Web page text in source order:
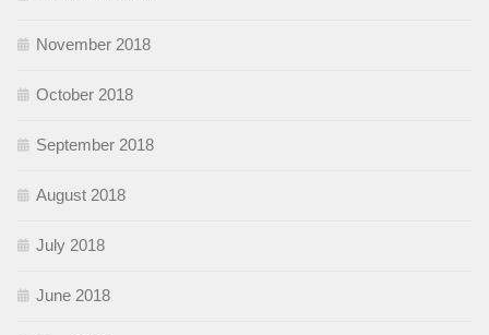
November 2018
October 2018
September 2018
August 2018
July 2018
June 2018